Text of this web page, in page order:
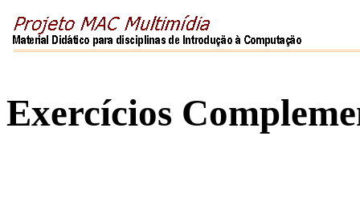
Exercícios